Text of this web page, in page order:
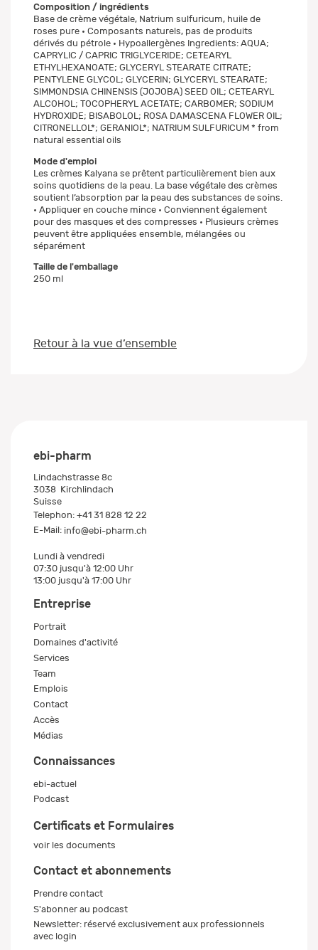
Composition / ingrédients
Base de crème végétale, Natrium sulfuricum, huile de
roses pure • Composants naturels, pas de produits
dérivés du pétrole • Hypoallergènes Ingredients: AQUA;
CAPRYLIC / CAPRIC TRIGLYCERIDE; CETEARYL
ETHYLHEXANOATE; GLYCERYL STEARATE CITRATE;
PENTYLENE GLYCOL; GLYCERIN; GLYCERYL STEARATE;
SIMMONDSIA CHINENSIS (JOJOBA) SEED OIL; CETEARYL
ALCOHOL; TOCOPHERYL ACETATE; CARBOMER; SODIUM
HYDROXIDE; BISABOLOL; ROSA DAMASCENA FLOWER OIL;
CITRONELLOL*; GERANIOL*; NATRIUM SULFURICUM * from
natural essential oils
Mode d'emploi
Les crèmes Kalyana se prêtent particulièrement bien aux
soins quotidiens de la peau. La base végétale des crèmes
soutient l’absorption par la peau des substances de soins.
• Appliquer en couche mince • Conviennent également
pour des masques et des compresses • Plusieurs crèmes
peuvent être appliquées ensemble, mélangées ou
séparément
Taille de l'emballage
250 ml
Retour à la vue d’ensemble
ebi-pharm
Lindachstrasse 8c
3038 Kirchlindach
Suisse
Telephon: +41 31 828 12 22
E-Mail: info@ebi-pharm.ch
Lundi à vendredi
07:30 jusqu'à 12:00 Uhr
13:00 jusqu'à 17:00 Uhr
Entreprise
Portrait
Domaines d'activité
Services
Team
Emplois
Contact
Accès
Médias
Connaissances
ebi-actuel
Podcast
Certificats et Formulaires
voir les documents
Contact et abonnements
Prendre contact
S'abonner au podcast
Newsletter: réservé exclusivement aux professionnels
avec login